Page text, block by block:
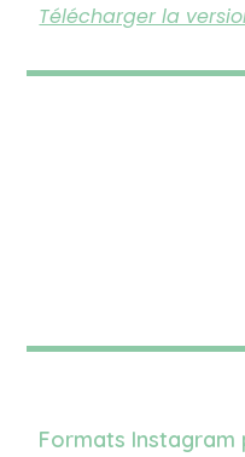
Télécharger la
Formats